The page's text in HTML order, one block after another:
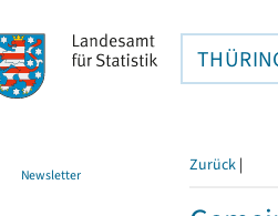
Newsletter Zurück |